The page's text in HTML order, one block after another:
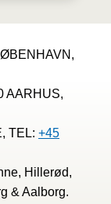
AARHUS,
TEL: +45
Hillerød,
& Aalborg.